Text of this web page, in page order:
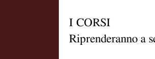
I CORSI
Riprenderanno a